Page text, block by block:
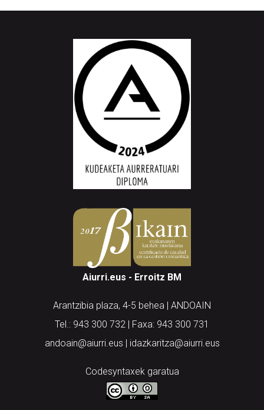
Aiurri.eus - Erroitz BM
Arantzibia plaza, 4-5 behea | ANDOAIN
Tel.: 943 300 732 | Faxa: 943 300 731
andoain@aiurri.eus | idazkaritza@aiurri.eus
Codesyntaxek garatua